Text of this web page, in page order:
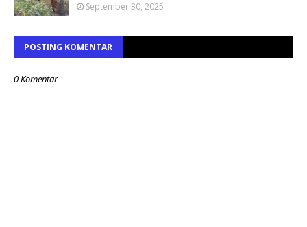
September 30, 2025
POSTING KOMENTAR
0 Komentar